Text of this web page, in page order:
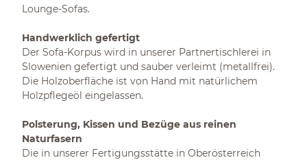
Lounge-Sofas.
Handwerklich gefertigt
Der Sofa-Korpus wird in unserer Partnertischlerei in
Slowenien gefertigt und sauber verleimt (metallfrei).
Die Holzoberfläche ist von Hand mit natürlichem
Holzpflegeöl eingelassen.
Polsterung, Kissen und Bezüge aus reinen
Naturfasern
Die in unserer Fertigungsstätte in Oberösterreich